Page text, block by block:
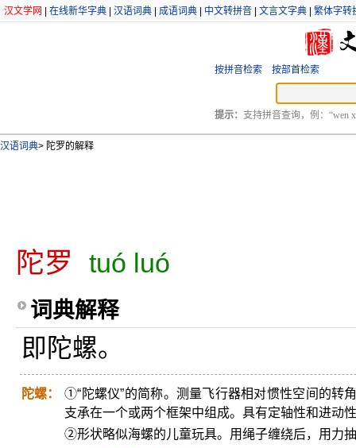
汉文学网 在线新华字典 汉语词典 成语词典 中文转拼音 文言文字典 繁体字转
按拼音检索 按部首检索
提示： 支持拼音查询，例：“wen
汉语词典> 陀罗的解释
陀罗 tuó luó
词典解释
即陀螺。
陀螺：
①“陀螺仪”的简称。测量飞行器相对惯性空间的转
支承在一个或两个框架中组成。具有定轴性和进动
②形状略似海螺的儿童玩具。用绳子缠绕后，用力